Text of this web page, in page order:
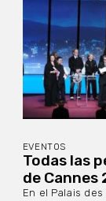
EVENTOS
Todas las
de Cannes
En el Palais